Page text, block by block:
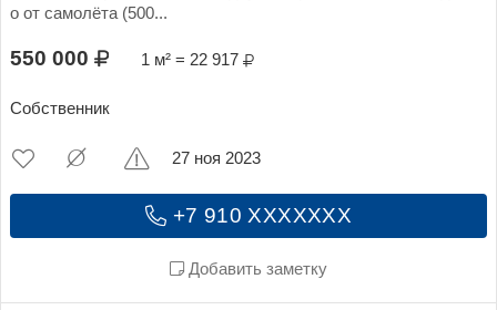
о от самолёта (500...
550 000 1 м² = 22 917
Собственник
+7 910 XXXXXXX
Добавить заметку
27 ноя 2023